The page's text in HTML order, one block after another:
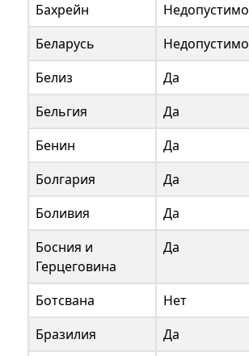
Бахрейн
Недопустимо
Беларусь
Недопустимо
Белиз
Да
Бельгия
Да
Бенин
Да
Болгария
Да
Боливия
Да
Босния и
Герцеговина
Да
Ботсвана Нет
Бразилия
Да